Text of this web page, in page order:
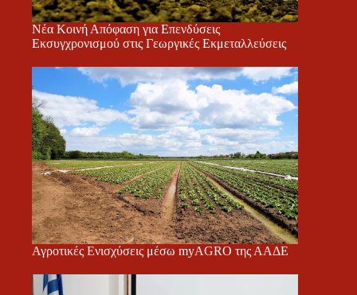
Νέα Κοινή Απόφαση για Επενδύσεις
Εκσυγχρονισμού στις Γεωργικές Εκμεταλλεύσεις
Αγροτικές Ενισχύσεις μέσω myAGRO της ΑΑΔΕ